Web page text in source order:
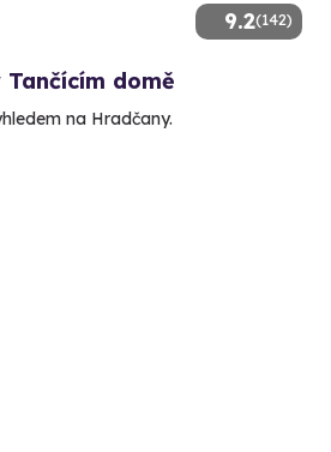
9.2(142)
domě
na Hradčany.